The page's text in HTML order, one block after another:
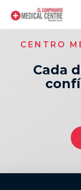
contenido
CENTRO
Cada